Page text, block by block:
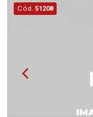
Cód. 51208